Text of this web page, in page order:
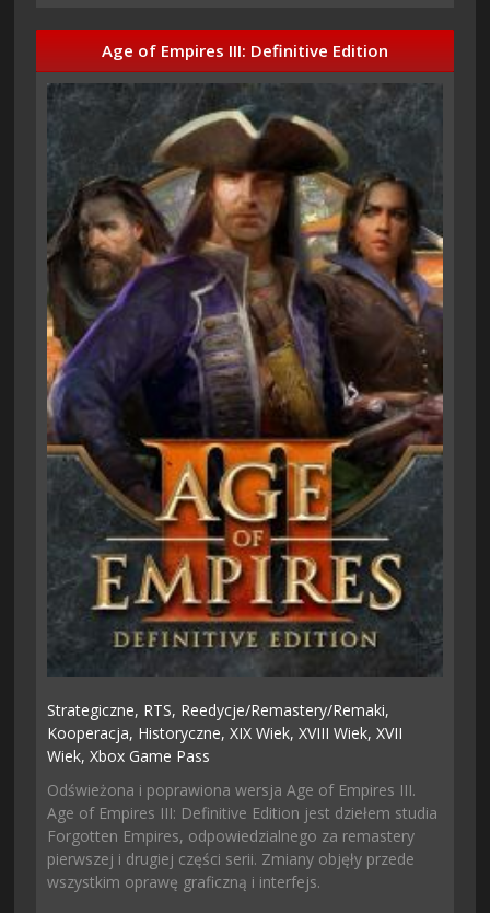
Age of Empires III: Definitive Edition
Strategiczne, RTS, Reedycje/remastery/remaki,
Kooperacja, Historyczne,XIX Wiek,XVIII Wiek,XVII
Wiek,Xbox Game Pass
Odświeżona i poprawiona wersja Age of Empires III.
Age of Empires III: Definitive Edition jest dziełem studia
Forgotten Empires, odpowiedzialnego za remastery
pierwszej i drugiej części serii. Zmiany objęły przede
wszystkim oprawę graficzną i interfejs.